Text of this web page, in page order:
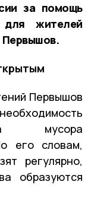
за помощь
жителей
Первышов.
Первышов
мусора
его словам,
регулярно,
образуются